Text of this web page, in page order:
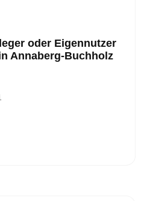
oder Eigennutzer
Annaberg-Buchholz